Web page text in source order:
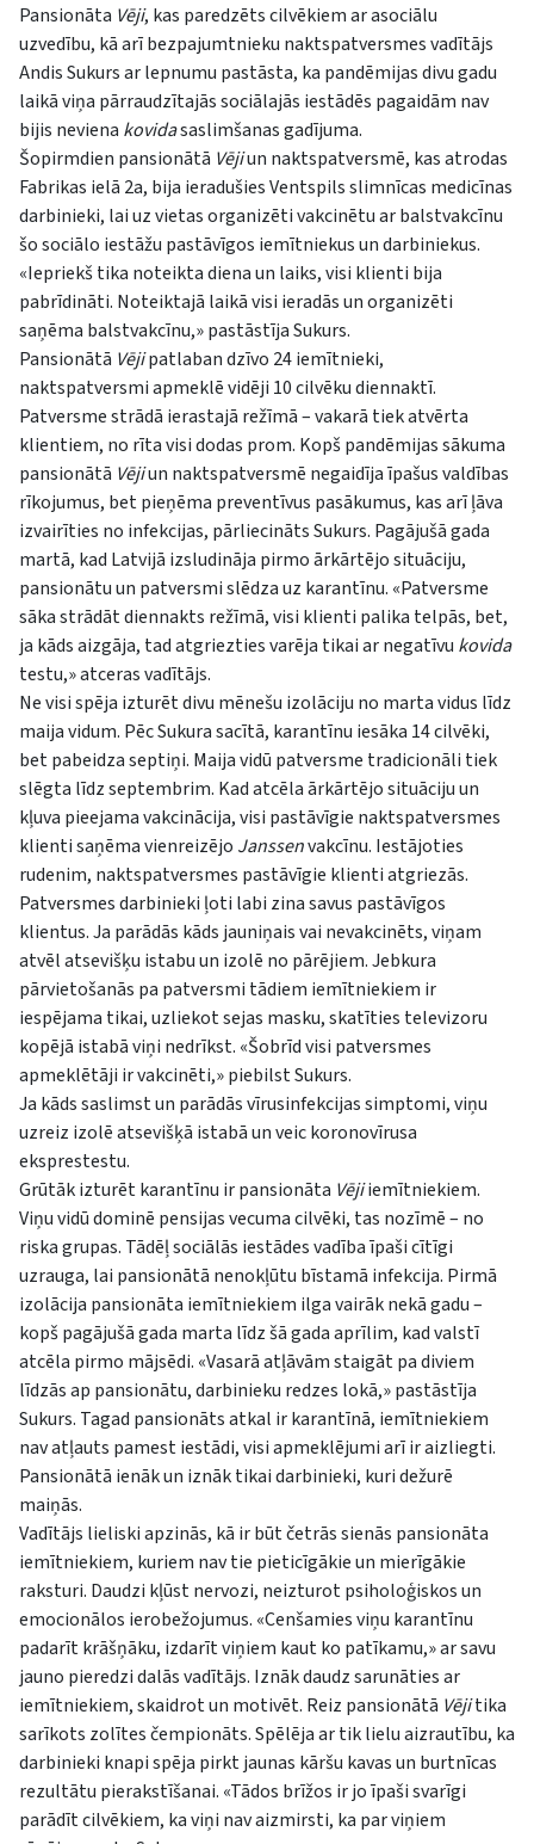
Pansionāta Vēji, kas paredzēts cilvēkiem ar asociālu
uzvedību, kā arī bezpajumtnieku naktspatversmes vadītājs
Andis Sukurs ar lepnumu pastāsta, ka pandēmijas divu gadu
laikā viņa pārraudzītajās sociālajās iestādēs pagaidām nav
bijis neviena kovidasaslimšanas gadījuma.
Šopirmdien pansionātā Vējiun naktspatversmē, kas atrodas
Fabrikas ielā 2a, bija ieradušies Ventspils slimnīcas medicīnas
darbinieki, lai uz vietas organizēti vakcinētu ar balstvakcīnu
šo sociālo iestāžu pastāvīgos iemītniekus un darbiniekus.
«Iepriekš tika noteikta diena un laiks, visi klienti bija
pabrīdināti. Noteiktajā laikā visi ieradās un organizēti
saņēma balstvakcīnu,» pastāstīja Sukurs.
Pansionātā Vējipatlaban dzīvo 24 iemītnieki,
naktspatversmi apmeklē vidēji 10 cilvēku diennaktī.
Patversme strādā ierastajā režīmā – vakarā tiek atvērta
klientiem, no rīta visi dodas prom. Kopš pandēmijas sākuma
pansionātā Vējiun naktspatversmē negaidīja īpašus valdības
rīkojumus, bet pieņēma preventīvus pasākumus, kas arī ļāva
izvairīties no infekcijas, pārliecināts Sukurs. Pagājušā gada
martā, kad Latvijā izsludināja pirmo ārkārtējo situāciju,
pansionātu un patversmi slēdza uz karantīnu. «Patversme
sāka strādāt diennakts režīmā, visi klienti palika telpās, bet,
ja kāds aizgāja, tad atgriezties varēja tikai ar negatīvu kovida
testu,» atceras vadītājs.
Ne visi spēja izturēt divu mēnešu izolāciju no marta vidus līdz
maija vidum. Pēc Sukura sacītā, karantīnu iesāka 14 cilvēki,
bet pabeidza septiņi. Maija vidū patversme tradicionāli tiek
slēgta līdz septembrim. Kad atcēla ārkārtējo situāciju un
kļuva pieejama vakcinācija, visi pastāvīgie naktspatversmes
klienti saņēma vienreizējo Janssenvakcīnu. Iestājoties
rudenim, naktspatversmes pastāvīgie klienti atgriezās.
Patversmes darbinieki ļoti labi zina savus pastāvīgos
klientus. Ja parādās kāds jauniņais vai nevakcinēts, viņam
atvēl atsevišķu istabu un izolē no pārējiem. Jebkura
pārvietošanās pa patversmi tādiem iemītniekiem ir
iespējama tikai, uzliekot sejas masku, skatīties televizoru
kopējā istabā viņi nedrīkst. «Šobrīd visi patversmes
apmeklētāji ir vakcinēti,» piebilst Sukurs.
Ja kāds saslimst un parādās vīrusinfekcijas simptomi, viņu
uzreiz izolē atsevišķā istabā un veic koronovīrusa
eksprestestu.
Grūtāk izturēt karantīnu ir pansionāta Vējiiemītniekiem.
Viņu vidū dominē pensijas vecuma cilvēki, tas nozīmē – no
riska grupas. Tādēļ sociālās iestādes vadība īpaši cītīgi
uzrauga, lai pansionātā nenokļūtu bīstamā infekcija. Pirmā
izolācija pansionāta iemītniekiem ilga vairāk nekā gadu –
kopš pagājušā gada marta līdz šā gada aprīlim, kad valstī
atcēla pirmo mājsēdi. «Vasarā atļāvām staigāt pa diviem
līdzās ap pansionātu, darbinieku redzes lokā,» pastāstīja
Sukurs. Tagad pansionāts atkal ir karantīnā, iemītniekiem
nav atļauts pamest iestādi, visi apmeklējumi arī ir aizliegti.
Pansionātā ienāk un iznāk tikai darbinieki, kuri dežurē
maiņās.
Vadītājs lieliski apzinās, kā ir būt četrās sienās pansionāta
iemītniekiem, kuriem nav tie pieticīgākie un mierīgākie
raksturi. Daudzi kļūst nervozi, neizturot psiholoģiskos un
emocionālos ierobežojumus. «Cenšamies viņu karantīnu
padarīt krāšņāku, izdarīt viņiem kaut ko patīkamu,» ar savu
jauno pieredzi dalās vadītājs. Iznāk daudz sarunāties ar
iemītniekiem, skaidrot un motivēt. Reiz pansionātā Vējitika
sarīkots zolītes čempionāts. Spēlēja ar tik lielu aizrautību, ka
darbinieki knapi spēja pirkt jaunas kāršu kavas un burtnīcas
rezultātu pierakstīšanai. «Tādos brīžos ir jo īpaši svarīgi
parādīt cilvēkiem, ka viņi nav aizmirsti, ka par viņiem